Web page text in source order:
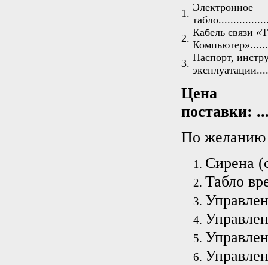
1. Электронное
2. Кабель связи
3. Паспорт,
поставки:
По желанию
Сирена
Табло